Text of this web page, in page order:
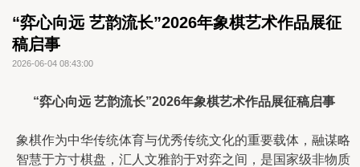
“弈心向远 艺韵流长”2026年象棋艺术作品展征
稿启事
2026-06-04 08:43:00
“弈心向远 艺韵流长”2026年象棋艺术作品展征稿启事
象棋作为中华传统体育与优秀传统文化的重要载体，融谋略
智慧于方寸棋盘，汇人文雅韵于对弈之间，是国家级非物质